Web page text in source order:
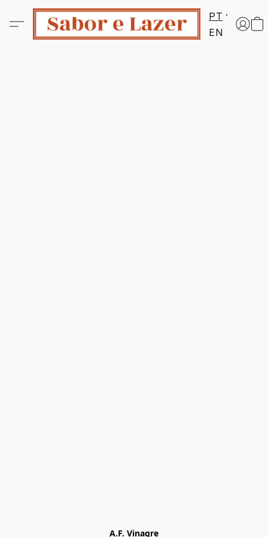
PT
EN
A.F. Vinagre